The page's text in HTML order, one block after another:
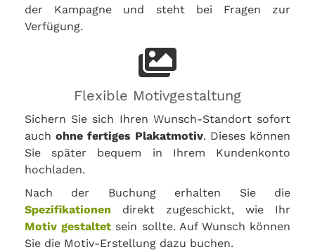
der Kampagne und steht bei Fragen zur
Verfügung.
Flexible Motivgestaltung
Sichern Sie sich Ihren Wunsch-Standort sofort
auch ohne fertiges Plakatmotiv. Dieses können
Sie später bequem in Ihrem Kundenkonto
hochladen.
Nach der Buchung erhalten Sie die
Spezifikationen direkt zugeschickt, wie Ihr
Motiv gestaltet sein sollte. Auf Wunsch können
Sie die Motiv-Erstellung dazu buchen.